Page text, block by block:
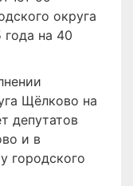
округа
на 40
Щёлково на
депутатов
и в
городского